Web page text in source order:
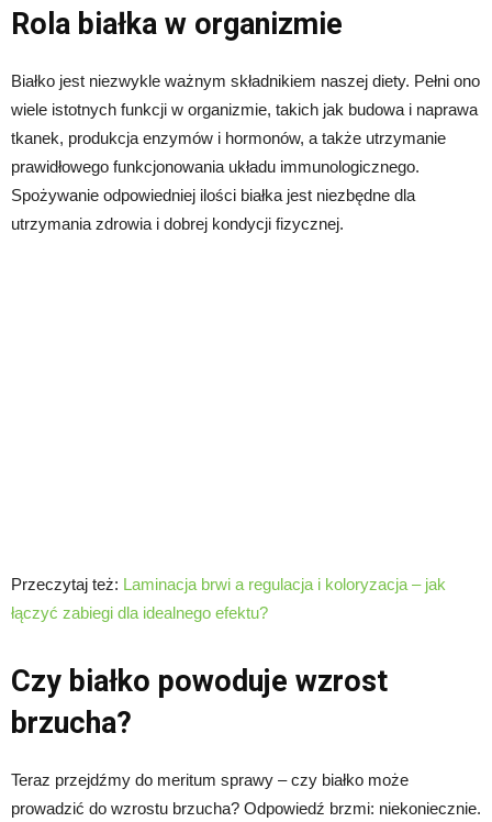
Rola białka w organizmie
Białko jest niezwykle ważnym składnikiem naszej diety. Pełni ono
wiele istotnych funkcji w organizmie, takich jak budowa i naprawa
tkanek, produkcja enzymów i hormonów, a także utrzymanie
prawidłowego funkcjonowania układu immunologicznego.
Spożywanie odpowiedniej ilości białka jest niezbędne dla
utrzymania zdrowia i dobrej kondycji fizycznej.
Przeczytaj też: Laminacja brwi a regulacja i koloryzacja – jak
łączyć zabiegi dla idealnego efektu?
Czy białko powoduje wzrost
brzucha?
Teraz przejdźmy do meritum sprawy – czy białko może
prowadzić do wzrostu brzucha? Odpowiedź brzmi: niekoniecznie.